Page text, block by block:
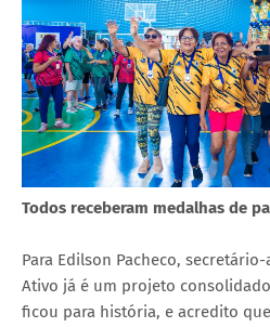
Todos receberam medalhas de
Para Edilson Pacheco,
Ativo já é um projeto
ficou para história, e acredito